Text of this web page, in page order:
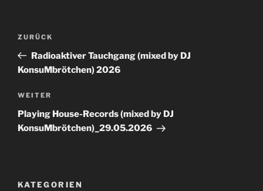
Beitrags-
Vorheriger
Beitrag
ZURÜCK
Radioaktiver Tauchgang (mixed by DJ
KonsuMbrötchen) 2026
Nächster
Beitrag
WEITER
Playing House-Records (mixed by DJ
KonsuMbrötchen)_29.05.2026
KATEGORIEN